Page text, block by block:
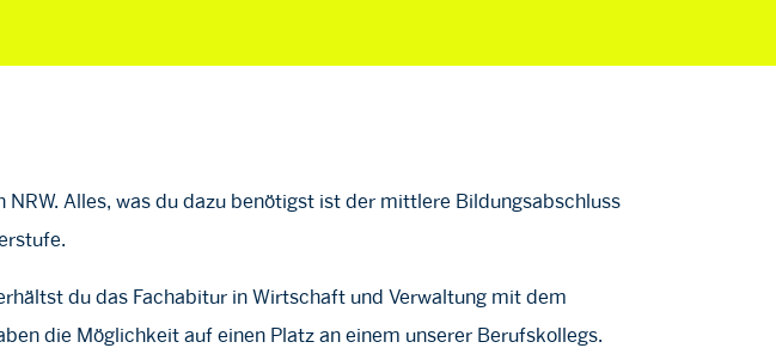
Alles, was du dazu benötigst ist der mittlere Bildungsabschluss
du das Fachabitur in Wirtschaft und Verwaltung mit dem
die Möglichkeit auf einen Platz an einem unserer Berufskollegs.